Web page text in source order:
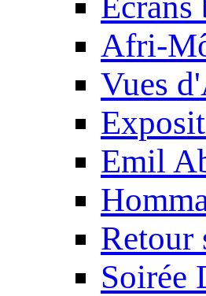
Afri-
Vues
Emil
Retour
Soirée